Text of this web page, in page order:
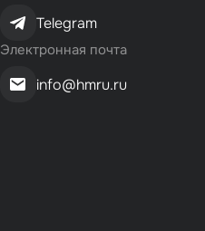
Telegram
Электронная почта
info@hmru.ru